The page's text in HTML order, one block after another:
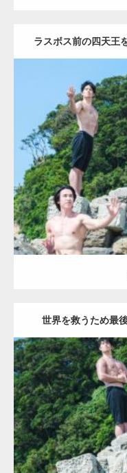
ラスボス前の四天王
Category:海のマッチョ2
ダウンロード
世界を救うため最
Category:海のマッチョ2
ダウンロード